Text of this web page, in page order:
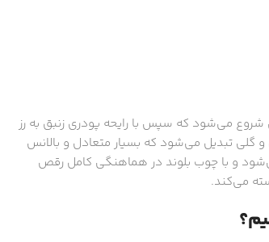
می‌شود که سپس با رایحه پودری زنبق به رز
گلی تبدیل می‌شود که بسیار متعادل و بالانس
و با چوب بلوند در هماهنگی کامل رقص
می‌کند.